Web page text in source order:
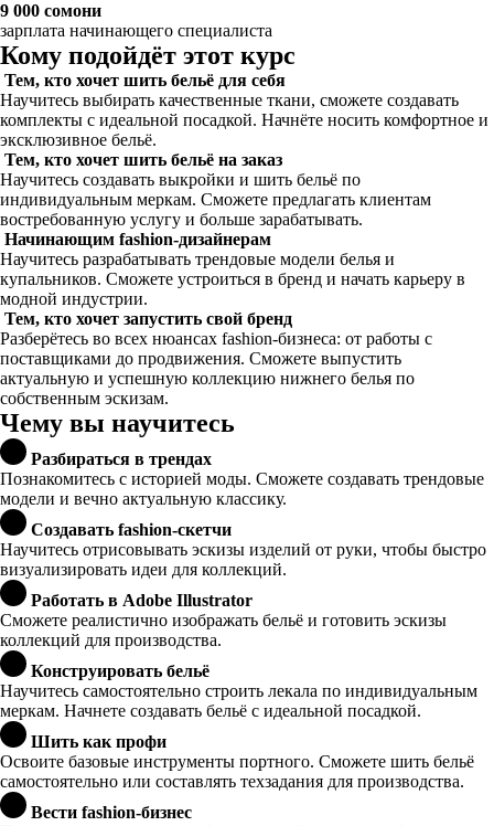
9 000 сомони
зарплата начинающего специалиста
Кому подойдёт этот курс
Тем, кто хочет шить бельё для себя
Научитесь выбирать качественные ткани, сможете создавать
комплекты с идеальной посадкой. Начнёте носить комфортное и
эксклюзивное бельё.
Тем, кто хочет шить бельё на заказ
Научитесь создавать выкройки и шить бельё по
индивидуальным меркам. Сможете предлагать клиентам
востребованную услугу и больше зарабатывать.
Начинающим fashion-дизайнерам
Научитесь разрабатывать трендовые модели белья и
купальников. Сможете устроиться в бренд и начать карьеру в
модной индустрии.
Тем, кто хочет запустить свой бренд
Разберётесь во всех нюансах fashion-бизнеса: от работы с
поставщиками до продвижения. Сможете выпустить
актуальную и успешную коллекцию нижнего белья по
собственным эскизам.
Чему вы научитесь
Разбираться в трендах
Познакомитесь с историей моды. Сможете создавать трендовые
модели и вечно актуальную классику.
Создавать fashion-скетчи
Научитесь отрисовывать эскизы изделий от руки, чтобы быстро
визуализировать идеи для коллекций.
Работать в Adobe Illustrator
Сможете реалистично изображать бельё и готовить эскизы
коллекций для производства.
Конструировать бельё
Научитесь самостоятельно строить лекала по индивидуальным
меркам. Начнете создавать бельё с идеальной посадкой.
Шить как профи
Освоите базовые инструменты портного. Сможете шить бельё
самостоятельно или составлять техзадания для производства.
Вести fashion-бизнес